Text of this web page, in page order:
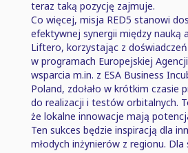
teraz taką pozycję zajmuje.
Co więcej, misja RED5 stanowi
efektywnej synergii między nauką
Liftero, korzystając z
w programach Europejskiej
wsparcia m.in. z ESA Business
Poland, zdołało w krótkim czasie
do realizacji i testów orbitalnych.
że lokalne innowacje mają
Ten sukces będzie inspiracją dla
młodych inżynierów z regionu.